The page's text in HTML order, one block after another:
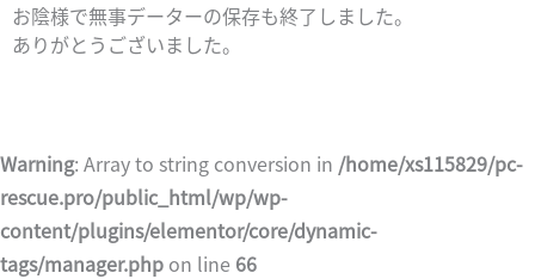
お陰様で無事データーの保存も終了しました。
ありがとうございました。
Warning: Array to string conversion in /home/xs115829/pc-
rescue.pro/public_html/wp/wp-
content/plugins/elementor/core/dynamic-
tags/manager.php on line 66